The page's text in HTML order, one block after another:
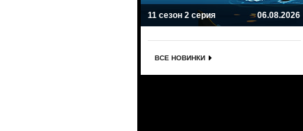
11 сезон 2 серия 06.08.2026
ВСЕ НОВИНКИ